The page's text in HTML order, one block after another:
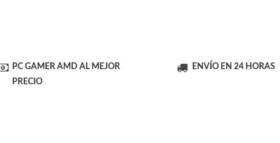
PC GAMER AMD AL MEJOR
PRECIO
ENVÍO EN 24 HORAS